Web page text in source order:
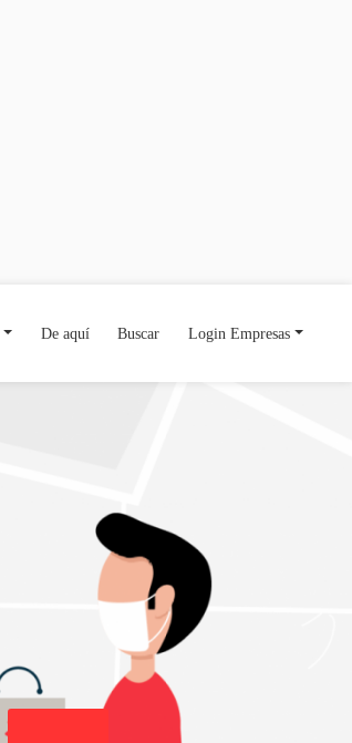
De aquí Buscar Login Empresas